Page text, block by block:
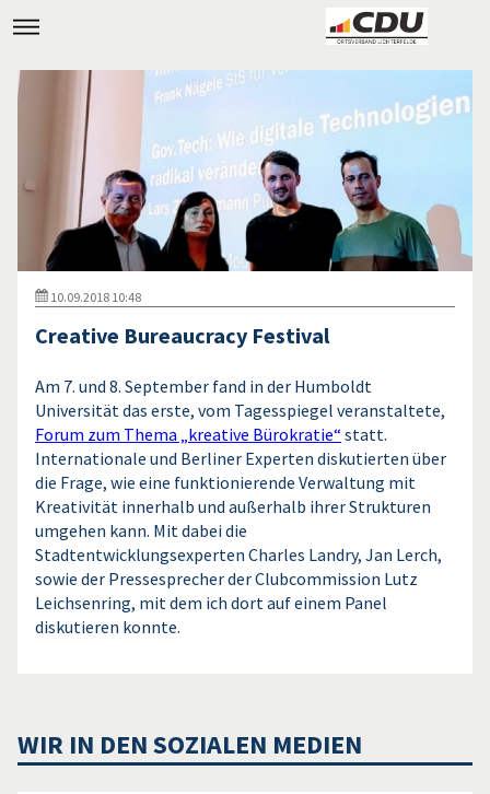
10.09.2018 10:48
Creative Bureaucracy Festival
Am 7. und 8. September fand in der Humboldt
Universität das erste, vom Tagesspiegel veranstaltete,
Forum zum Thema „kreative Bürokratie“ statt.
Internationale und Berliner Experten diskutierten über
die Frage, wie eine funktionierende Verwaltung mit
Kreativität innerhalb und außerhalb ihrer Strukturen
umgehen kann. Mit dabei die
Stadtentwicklungsexperten Charles Landry, Jan Lerch,
sowie der Pressesprecher der Clubcommission Lutz
Leichsenring, mit dem ich dort auf einem Panel
diskutieren konnte.
WIR IN DEN SOZIALEN MEDIEN